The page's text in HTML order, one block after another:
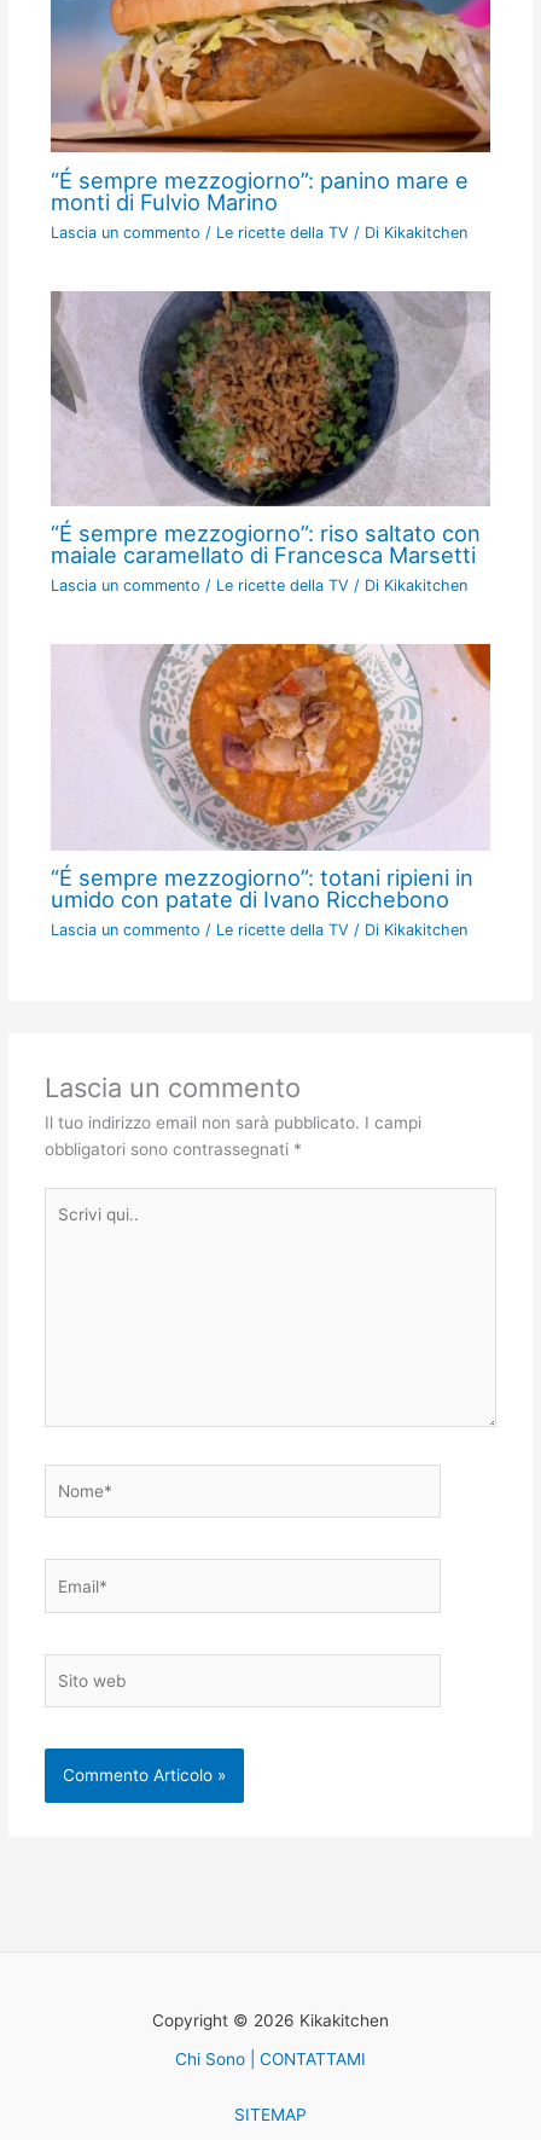
“É sempre mezzogiorno”: panino mare e
monti di Fulvio Marino
Lascia un commento / Le ricette della TV / Di Kikakitchen
“É sempre mezzogiorno”: riso saltato con
maiale caramellato di Francesca Marsetti
Lascia un commento / Le ricette della TV / Di Kikakitchen
“É sempre mezzogiorno”: totani ripieni in
umido con patate di Ivano Ricchebono
Lascia un commento / Le ricette della TV / Di Kikakitchen
Lascia un commento
Il tuo indirizzo email non sarà pubblicato. I campi
obbligatori sono contrassegnati *
qui..
web
Copyright © 2026 Kikakitchen
Chi Sono | CONTATTAMI
SITEMAP